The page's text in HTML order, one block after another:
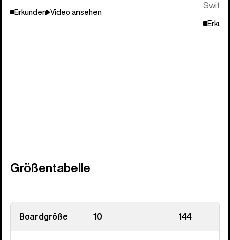
Erkunden Video ansehen
Switch
Größentabelle
Boardgröße 10 144